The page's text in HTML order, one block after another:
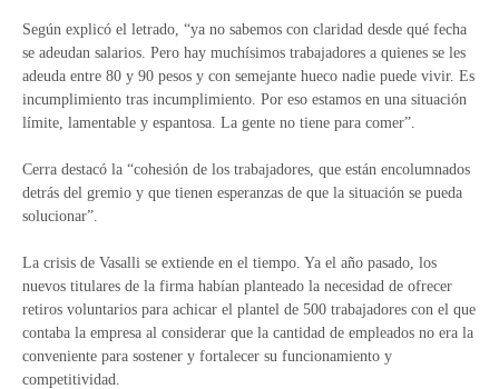
Según explicó el letrado, “ya no sabemos con claridad desde qué fecha
se adeudan salarios. Pero hay muchísimos trabajadores a quienes se les
adeuda entre 80 y 90 pesos y con semejante hueco nadie puede vivir. Es
incumplimiento tras incumplimiento. Por eso estamos en una situación
límite, lamentable y espantosa. La gente no tiene para comer”.
Cerra destacó la “cohesión de los trabajadores, que están encolumnados
detrás del gremio y que tienen esperanzas de que la situación se pueda
solucionar”.
La crisis de Vasalli se extiende en el tiempo. Ya el año pasado, los
nuevos titulares de la firma habían planteado la necesidad de ofrecer
retiros voluntarios para achicar el plantel de 500 trabajadores con el que
contaba la empresa al considerar que la cantidad de empleados no era la
conveniente para sostener y fortalecer su funcionamiento y
competitividad.